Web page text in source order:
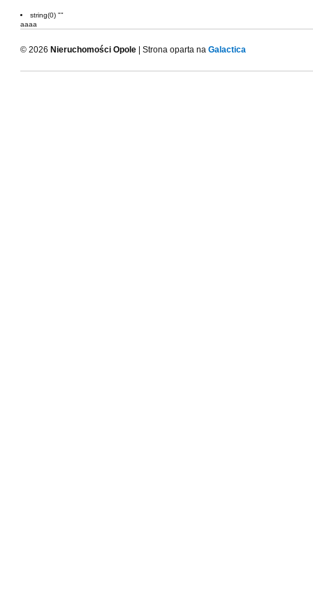
string(0) ""
aaaa
© 2026 Nieruchomości Opole | Strona oparta na Galactica